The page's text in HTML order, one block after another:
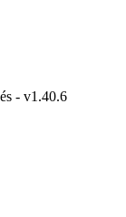
- v1.40.6